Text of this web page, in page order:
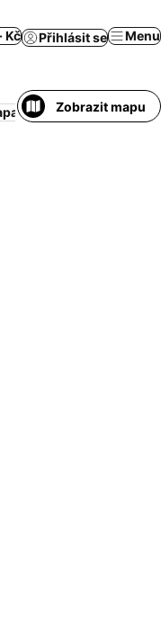
Kč Přihlásit se Menu
Klimatizace
Zobrazit mapu